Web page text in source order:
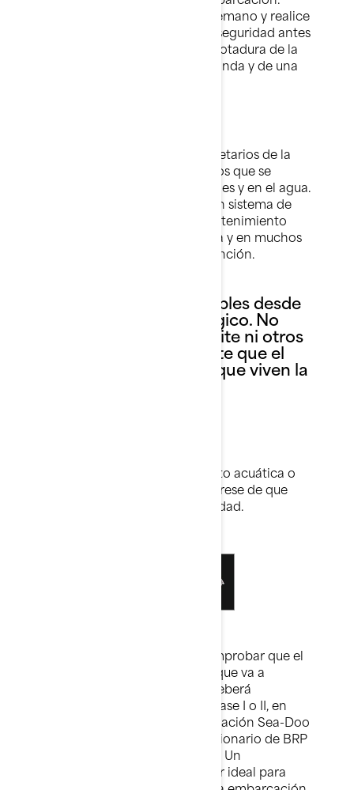
Prepare todo el equipo de antemano y realice
todas las comprobaciones de seguridad antes
de entrar en el agua. Haga la botadura de la
embarcación cuando corresponda y de una
Sea considerado con los propietarios de la
zona del puerto y de los usuarios que se
encuentren en las inmediaciones y en el agua.
Un exceso de ruido debido a un sistema de
escape modificado o a un mantenimiento
deficiente supone una molestia y en muchos
lugares puede ser objeto de sanción.
Respete las áreas sensibles desde
el punto de vista ecológico. No
vierta combustible, aceite ni otros
residuos. Tenga presente que el
agua es el medio en el que viven la
Antes de recoger su nueva moto acuática o
, asegúrese de que
pueda remolcarla con comodidad.
El primer paso consiste en comprobar que el
enganche del vehículo con el que va a
remolcarla sea el adecuado. Deberá
seleccionar un enganche de clase I o II, en
función del modelo de embarcación Sea-Doo
que elija. Consulte a su concesionario de BRP
cuál es el enganche adecuado. Un
aparcamiento vacío es un lugar ideal para